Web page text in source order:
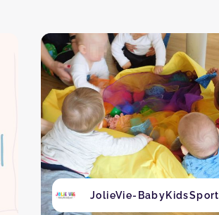
JolieVie-BabyKidsSport